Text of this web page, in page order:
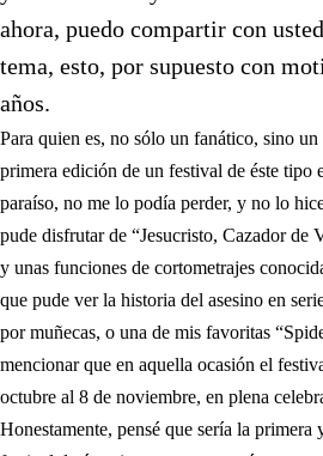
ahora, puedo compartir con
tema, esto, por supuesto con
años.
Para quien es, no sólo un fanático, sino un
primera edición de un festival de éste tipo
paraíso, no me lo podía perder, y no lo
pude disfrutar de “Jesucristo, Cazador de
y unas funciones de cortometrajes
que pude ver la historia del asesino en
por muñecas, o una de mis favoritas
mencionar que en aquella ocasión el
octubre al 8 de noviembre, en plena
Honestamente, pensé que sería la